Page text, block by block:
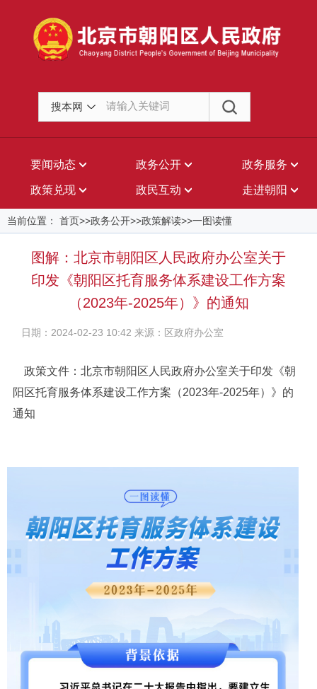
搜本网
要闻动态 政务公开 政务服务
政策兑现 政民互动 走进朝阳
当前位置： 首页>>政务公开>>政策解读>>一图读懂
图解：北京市朝阳区人民政府办公室关于
印发《朝阳区托育服务体系建设工作方案
（2023年-2025年）》的通知
日期：2024-02-23 10:42 来源：区政府办公室
政策文件： 北京市朝阳区人民政府办公室关于印发《朝
阳区托育服务体系建设工作方案（2023年-2025年）》的
通知